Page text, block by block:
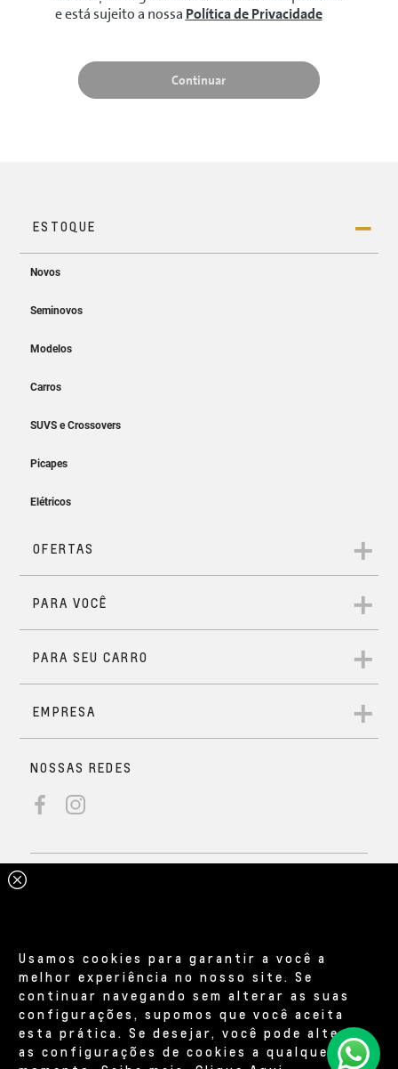
Usamos cookies para garantir a você a
melhor experiência no nosso site. Se
continuar navegando sem alterar as suas
configurações, supomos que você aceita
esta prática. Se desejar, você pode alterar
as configurações de cookies a qualquer